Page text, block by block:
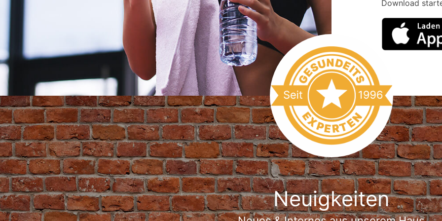
Download
Neuigkeiten